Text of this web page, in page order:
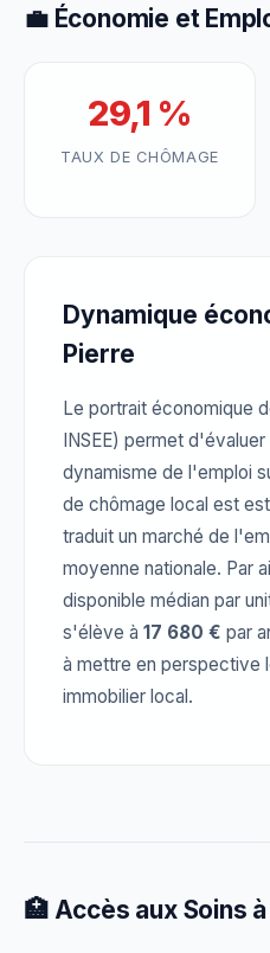
💼 Économie et
29,1 %
TAUX DE CHÔMAGE
Dynamique
Pierre
Le portrait économique
INSEE) permet
dynamisme de l'emploi
de chômage local est
traduit un marché de
moyenne nationale. Par
disponible médian par
s'élève à 17 680 € par
à mettre en perspective
immobilier local.
🏥 Accès aux Soins